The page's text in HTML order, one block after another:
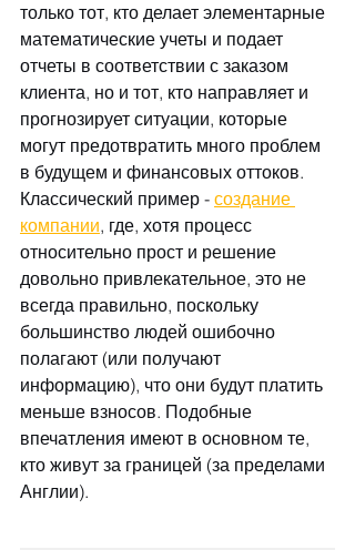
только тот, кто делает элементарные
математические учеты и подает
отчеты в соответствии с заказом
клиента, но и тот, кто направляет и
прогнозирует ситуации, которые
могут предотвратить много проблем
в будущем и финансовых оттоков.
Классический пример - создание
компании, где, хотя процесс
относительно прост и решение
довольно привлекательное, это не
всегда правильно, поскольку
большинство людей ошибочно
полагают (или получают
информацию), что они будут платить
меньше взносов. Подобные
впечатления имеют в основном те,
кто живут за границей (за пределами
Англии).